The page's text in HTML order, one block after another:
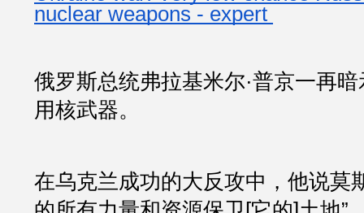
nuclear weapons - expert
俄罗斯总统弗拉基米尔·普京一再
用核武器。
在乌克兰成功的大反攻中，他说莫